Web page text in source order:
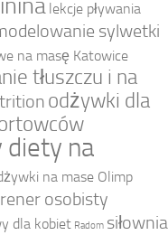
lekcje pływania
sylwetki
na masę Katowice
tłuszczu i na
odżywki dla
diety na
na mase Olimp
osobisty
dla kobiet Radom siłownia